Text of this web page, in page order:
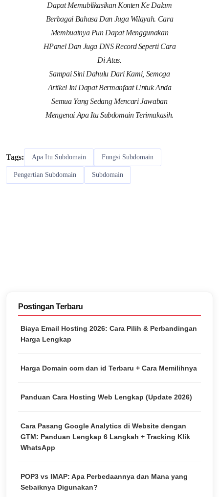
Dapat Memublikasikan Konten Ke Dalam
Berbagai Bahasa Dan Juga Wilayah. Cara
Membuatnya Pun Dapat Menggunakan
HPanel Dan Juga DNS Record Seperti Cara
Di Atas.
Sampai Sini Dahulu Dari Kami, Semoga
Artikel Ini Dapat Bermanfaat Untuk Anda
Semua Yang Sedang Mencari Jawaban
Mengenai Apa Itu Subdomain Terimakasih.
Tags: Apa Itu Subdomain Fungsi Subdomain
Pengertian Subdomain Subdomain
Postingan Terbaru
Biaya Email Hosting 2026: Cara Pilih & Perbandingan
Harga Lengkap
Harga Domain com dan id Terbaru + Cara Memilihnya
Panduan Cara Hosting Web Lengkap (Update 2026)
Cara Pasang Google Analytics di Website dengan
GTM: Panduan Lengkap 6 Langkah + Tracking Klik
WhatsApp
POP3 vs IMAP: Apa Perbedaannya dan Mana yang
Sebaiknya Digunakan?